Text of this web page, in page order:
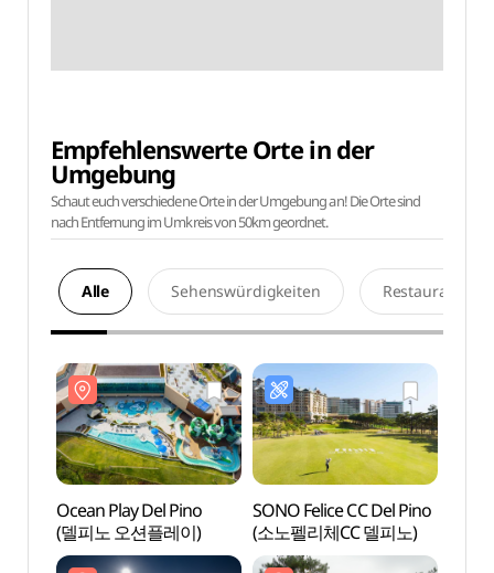
Empfehlenswerte Orte in der
Umgebung
Schaut euch verschiedene Orte in der Umgebung an! Die Orte sind
nach Entfernung im Umkreis von 50km geordnet.
Alle Sehenswürdigkeiten Restaurants
Ocean Play Del Pino
(델피노 오션플레이)
SONO Felice CC Del Pino
(소노펠리체CC 델피노)